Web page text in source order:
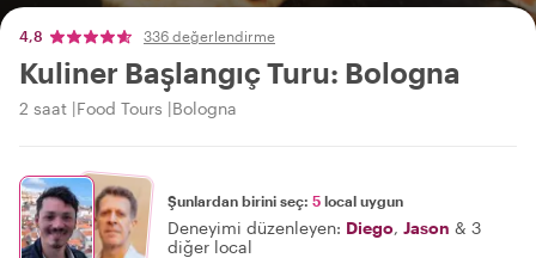
4,8 336 değerlendirme
Kuliner Başlangıç Turu: Bologna
2 saat Food Tours Bologna
Şunlardan birini seç: 5 local uygun
Deneyimi düzenleyen: Diego, Jason & 3
diğer local